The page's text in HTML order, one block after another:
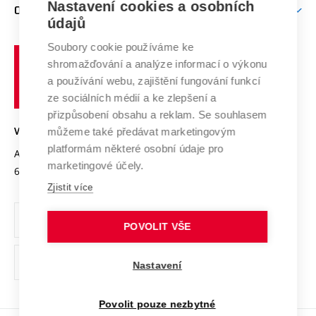
E-přihláška
Doktorské studium
Podpora podnikání
Mezinárodní vědecká rada
Systém zajišťování kvality výzkumu
Výzkumné infrastruktury
Transfer znalostí
Open Science
Projekty
Projekty ze strukturálních fondů
Specifický výzkum
Zahraniční spolupráce
Spolupráce se školami
Služby univerzity
Mezinárodní dohody
Univerzitní sítě
O UNIVERZITĚ
Profil univerzity
Udržitelná univerzita
Podnikavá univerzita / ContriBUTe
Bezpečná univerzita
Vyznamenání
Organizační struktura
Ochrana osobních údajů
odkaz)
učení
technické
VYSOKÉ UČENÍ TECHNICKÉ V BRNĚ
Antonínská 548/1
602 00 Brno
www.vut.cz
vut@vutbr.cz
Nastavení cookies a osobních
údajů
Soubory cookie používáme ke
shromažďování a analýze informací o výkonu
a používání webu, zajištění fungování funkcí
ze sociálních médií a ke zlepšení a
přizpůsobení obsahu a reklam. Se souhlasem
můžeme také předávat marketingovým
platformám některé osobní údaje pro
marketingové účely.
Zjistit více
POVOLIT VŠE
Nastavení
Povolit pouze nezbytné